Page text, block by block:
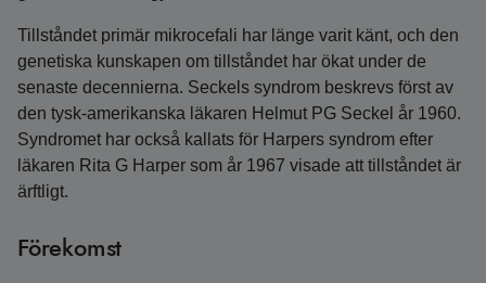
Tillståndet primär mikrocefali har länge varit känt, och den
genetiska kunskapen om tillståndet har ökat under de
senaste decennierna. Seckels syndrom beskrevs först av
den tysk-amerikanska läkaren Helmut PG Seckel år 1960.
Syndromet har också kallats för Harpers syndrom efter
läkaren Rita G Harper som år 1967 visade att tillståndet är
ärftligt.
Förekomst